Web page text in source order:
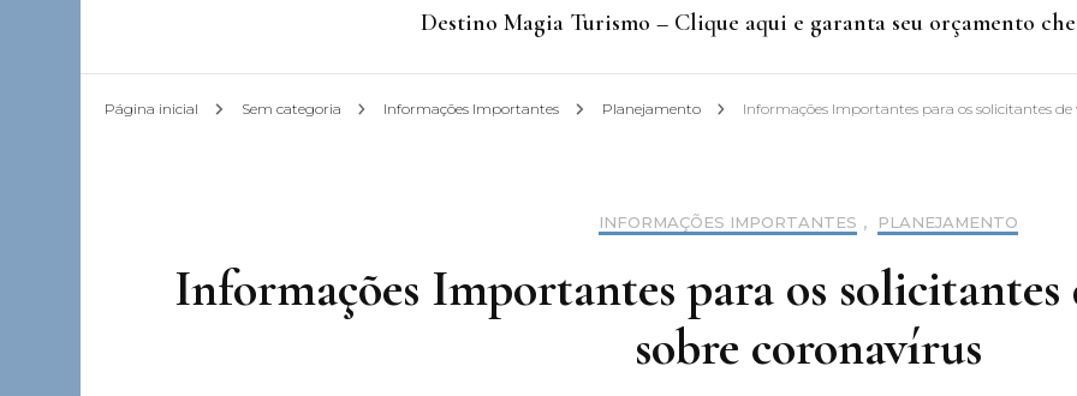
Destino Magia Turismo – Clique aqui e garanta seu orçamento
Página inicial Sem categoria Informações Importantes Planejamento Informações Importantes para os solicitantes
INFORMAÇÕES IMPORTANTES , PLANEJAMENTO
Informações Importantes para os solicitantes
sobre coronavírus